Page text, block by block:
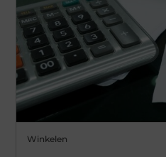
Winkelen